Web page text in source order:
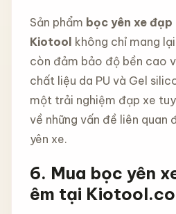
Sản phẩm bọc yên xe đạp
Kiotool không chỉ mang
còn đảm bảo độ bền cao
chất liệu da PU và Gel
một trải nghiệm đạp xe
về những vấn đề liên quan
yên xe.
6. Mua bọc yên
êm tại